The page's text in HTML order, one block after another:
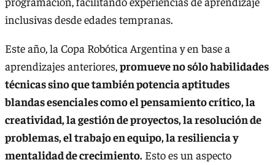
inclusivas desde edades tempranas.
Este año, la Copa Robótica Argentina y en base a
aprendizajes anteriores,promueve no sólo habilidades
técnicas sino que también potencia aptitudes
blandas esenciales como el pensamiento crítico, la
creatividad, la gestión de proyectos, la resolución de
problemas, el trabajo en equipo, la resiliencia y
mentalidad de crecimiento. Esto es un aspecto